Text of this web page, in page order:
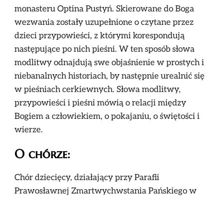
monasteru Optina Pustyń. Skierowane do Boga
wezwania zostały uzupełnione o czytane przez
dzieci przypowieści, z którymi korespondują
następujące po nich pieśni. W ten sposób słowa
modlitwy odnajdują swe objaśnienie w prostych i
niebanalnych historiach, by następnie urealnić się
w pieśniach cerkiewnych. Słowa modlitwy,
przypowieści i pieśni mówią o relacji między
Bogiem a człowiekiem, o pokajaniu, o świętości i
wierze.
O chórze:
Chór dziecięcy, działający przy Parafii
Prawosławnej Zmartwychwstania Pańskiego w